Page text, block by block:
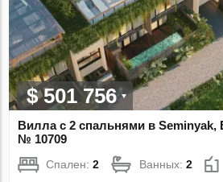
$ 501 756
Вилла с 2 спальнями в Seminyak,
№ 10709
Спален:2 Ванных:2